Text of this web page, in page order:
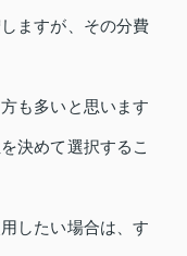
ますが、その分費
も多いと思います
決めて選択するこ
したい場合は、す